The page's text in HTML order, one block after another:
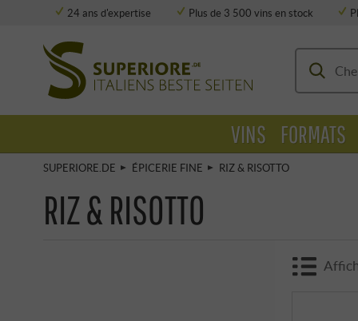
24 ans d'expertise Plus de 3 500 vins en stock
SUPERIORE.DE ÉPICERIE FINE RIZ & RISOTTO
RIZ & RISOTTO
VINS FORMATS